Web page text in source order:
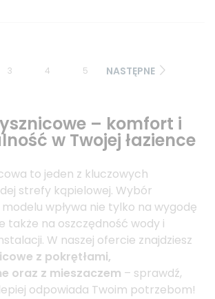
3 4 5 NASTĘPNE
– komfort i
w Twojej łazience
to jeden z kluczowych
strefy kąpielowej. Wybór
wpływa nie tylko na wygodę
także na oszczędność wody i
W naszej ofercie znajdziesz
z pokrętłami,
oraz z mieszaczem – sprawdź,
odpowiada Twoim potrzebom!